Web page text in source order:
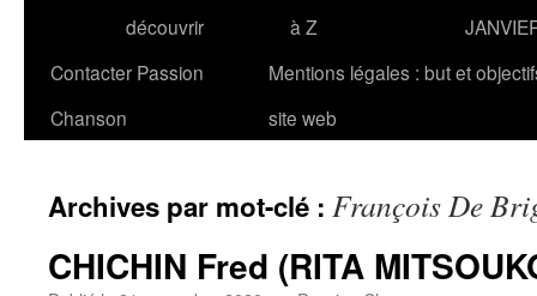
découvrir
à Z
Contacter Passion
Chanson
Mentions légales : but et
site web
Archives par mot-clé : François De
CHICHIN Fred (RITA